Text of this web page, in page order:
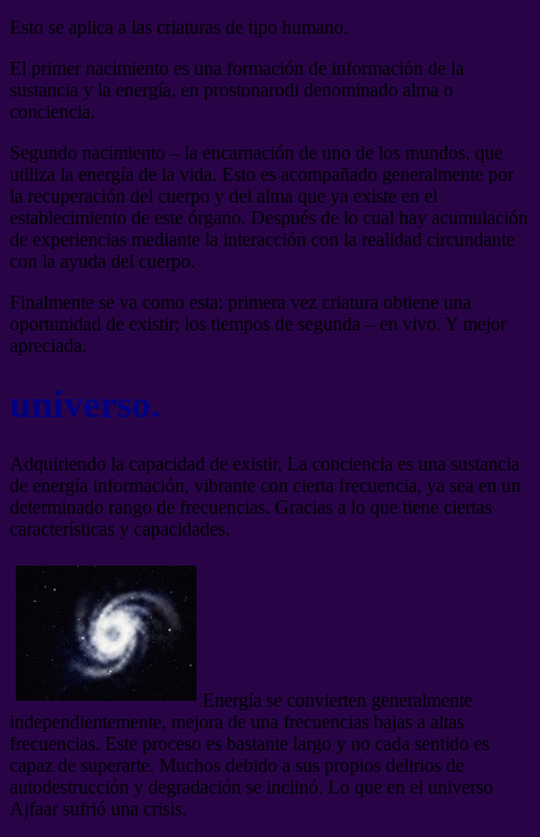
Esto se aplica a las criaturas de tipo humano.
El primer nacimiento es una formación de información de la
sustancia y la energía, en prostonarodi denominado alma o
conciencia.
Segundo nacimiento – la encarnación de uno de los mundos, que
utiliza la energía de la vida. Esto es acompañado generalmente por
la recuperación del cuerpo y del alma que ya existe en el
establecimiento de este órgano. Después de lo cual hay acumulación
de experiencias mediante la interacción con la realidad circundante
con la ayuda del cuerpo.
Finalmente se va como esta: primera vez criatura obtiene una
oportunidad de existir; los tiempos de segunda – en vivo. Y mejor
apreciada.
universo.
Adquiriendo la capacidad de existir, La conciencia es una sustancia
de energía información, vibrante con cierta frecuencia, ya sea en un
determinado rango de frecuencias. Gracias a lo que tiene ciertas
características y capacidades.
Energía se convierten generalmente
independientemente, mejora de una frecuencias bajas a altas
frecuencias. Este proceso es bastante largo y no cada sentido es
capaz de superarte. Muchos debido a sus propios delirios de
autodestrucción y degradación se inclinó. Lo que en el universo
Ajfaar sufrió una crisis.